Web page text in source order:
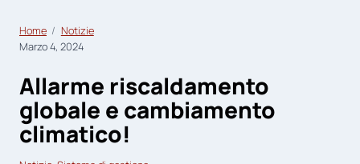
Home
Notizie
Marzo 4, 2024
Allarme riscaldamento
globale e cambiamento
climatico!